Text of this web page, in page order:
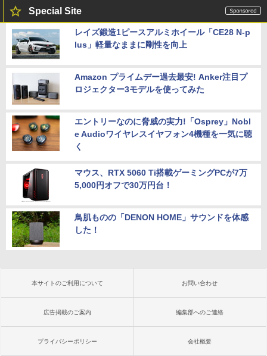
Special Site
レイズ鍛造1ピースアルミホイール「CE28 N-p
lus」軽量なままに剛性を向上
Amazon プライムデー過去最安! Anker注目プ
ロジェクター3モデルを使ってみた
エントリーなのに脅威の実力!「Osprey」Nobl
e Audioワイヤレスイヤフォン4機種を一気に聴
く
マウス、RTX 5060 Ti搭載ゲーミングPCが7万
5,000円オフで30万円台！
鳥肌ものの「DENON HOME」サウンドを体感
した！
本サイトのご利用について お問い合わせ
広告掲載のご案内 編集部へのご連絡
プライバシーポリシー 会社概要